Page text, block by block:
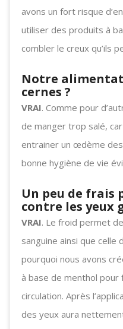
avons un fort risque
utiliser des produits à
combler le creux qu’ils
Notre
cernes ?
VRAI. Comme pour
de manger trop salé,
entrainer un œdème
bonne hygiène de vie
Un peu de frais
contre les yeux
VRAI. Le froid permet
sanguine ainsi que celle
pourquoi nous avons
à base de menthol
circulation. Après
des yeux aura